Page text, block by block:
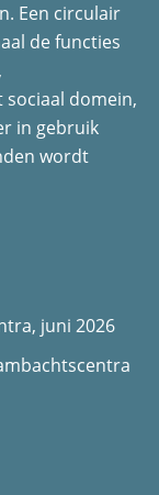
Een circulair
de functies
domein,
in gebruik
wordt
juni 2026